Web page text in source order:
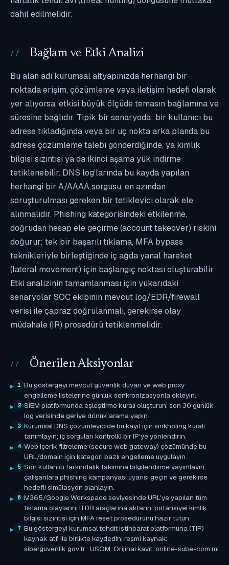
dahil edilmelidir.
Bağlam ve Etki Analizi
Bu alan adı kurumsal altyapınızda herhangi bir
noktada erişim, çözümleme veya iletişim hedefi olarak
yer alıyorsa, etkisi büyük ölçüde temasın bağlamına ve
süresine bağlıdır. Tipik bir senaryoda; bir kullanıcı bu
adrese tıkladığında veya bir uç nokta arka planda bu
adrese çözümleme talebi gönderdiğinde, ya kimlik
bilgisi sızıntısı ya da ikinci aşama yük indirme
tetiklenebilir. DNS log'larında bu kayda yapılan
herhangi bir A/AAAA sorgusu, en azından
soruşturulması gereken bir tetikleyici olarak ele
alınmalıdır. Phishing kategorisindeki etkilenme,
doğrudan hesap ele geçirme (account takeover) riskini
doğurur; tek bir başarılı tıklama, MFA bypass
teknikleriyle birleştiğinde iç ağda yanal hareket
(lateral movement) için başlangıç noktası oluşturabilir.
Etki analizinin tamamlanması için yukarıdaki
senaryolar SOC ekibinin mevcut log/EDR/firewall
verisi ile çapraz doğrulanmalı, gerekirse olay
müdahale (IR) prosedürü tetiklenmelidir.
Önerilen Aksiyonlar
1 Bu göstergeyi mevcut güvenlik duvarı ve web proxy
engelleme listelerine günlük senkronizasyonla ekleyin.
2 SIEM platformunda eşleştirme kuralı oluşturun; son 30 günlük
log verisinde geriye dönük arama yapın.
3 Kurumsal DNS çözümleyicide bu kayıt için sinkholing kuralı
tanımlayın; iç sorguları kontrollü bir IP'ye yönlendirin.
4 Web içerik filtreleme (secure web gateway) çözümünde bu
URL/domain için kategori bazlı engelleme uygulayın.
5 Son kullanıcı farkındalık takımına bilgilendirme yayımlayın;
çalışanlara phishing kampanyası uyarısı geçin ve gerekirse
hedefli simülasyon planlayın.
6 M365/Google Workspace seviyesinde URL'ye yapılan tüm
tıklama olaylarını ITDR araçlarına aktarın; potansiyel kimlik
bilgisi sızıntısı için MFA reset prosedürünü hazır tutun.
7 Bu göstergeyi kurumsal tehdit istihbarat platformuna (TIP)
kaynak atfı ile birlikte kaydedin; resmi kaynak:
siberguvenlik.gov.tr · USOM. Orijinal kayıt: online-sube-com.ml